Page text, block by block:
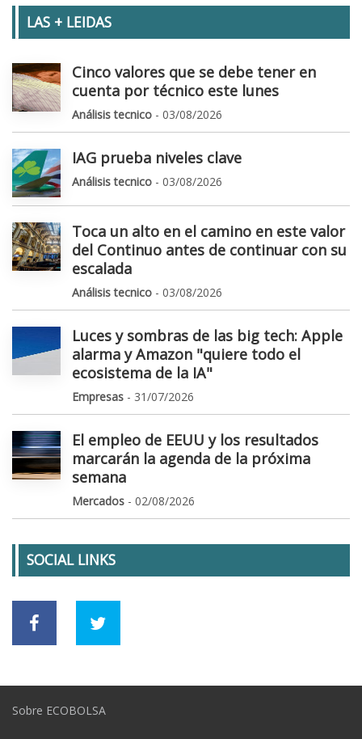
LAS + LEIDAS
Cinco valores que se debe tener en
cuenta por técnico este lunes
Análisis tecnico - 03/08/2026
IAG prueba niveles clave
Análisis tecnico - 03/08/2026
Toca un alto en el camino en este valor
del Continuo antes de continuar con su
escalada
Análisis tecnico - 03/08/2026
Luces y sombras de las big tech: Apple
alarma y Amazon "quiere todo el
ecosistema de la IA"
Empresas - 31/07/2026
El empleo de EEUU y los resultados
marcarán la agenda de la próxima
semana
Mercados - 02/08/2026
SOCIAL LINKS
Sobre ECOBOLSA